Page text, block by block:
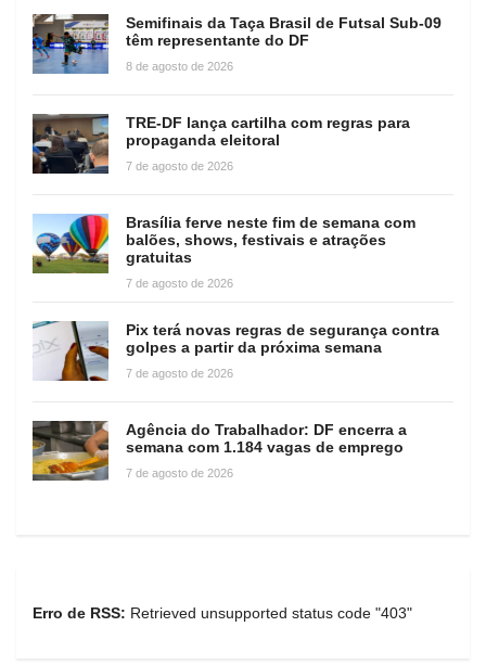
Semifinais da Taça Brasil de Futsal Sub-09
têm representante do DF
8 de agosto de 2026
TRE-DF lança cartilha com regras para
propaganda eleitoral
7 de agosto de 2026
Brasília ferve neste fim de semana com
balões, shows, festivais e atrações
gratuitas
7 de agosto de 2026
Pix terá novas regras de segurança contra
golpes a partir da próxima semana
7 de agosto de 2026
Agência do Trabalhador: DF encerra a
semana com 1.184 vagas de emprego
7 de agosto de 2026
Erro de RSS: Retrieved unsupported status code "403"